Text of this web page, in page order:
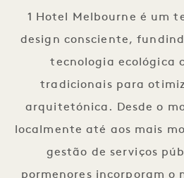
1 Hotel Melbourne é um
design consciente,
tecnologia ecológica
tradicionais para
arquitetónica. Desde o
localmente até aos mais
gestão de serviços
pormenores incorporam o